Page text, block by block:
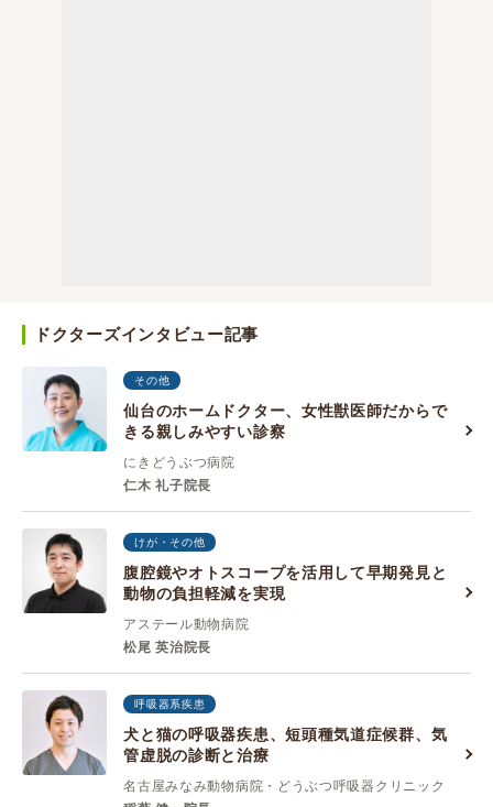
ドクターズインタビュー記事
その他
仙台のホームドクター、女性獣医師だからで
きる親しみやすい診察
にきどうぶつ病院
仁木 礼子院長
けが・その他
腹腔鏡やオトスコープを活用して早期発見と
動物の負担軽減を実現
アステール動物病院
松尾 英治院長
呼吸器系疾患
犬と猫の呼吸器疾患、短頭種気道症候群、気
管虚脱の診断と治療
名古屋みなみ動物病院・どうぶつ呼吸器クリニック